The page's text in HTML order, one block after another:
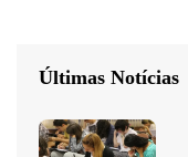
Últimas Notícias